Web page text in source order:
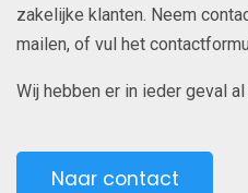
zakelijke klanten. Neem
mailen, of vul het
Wij hebben er in ieder geval
Naar contact